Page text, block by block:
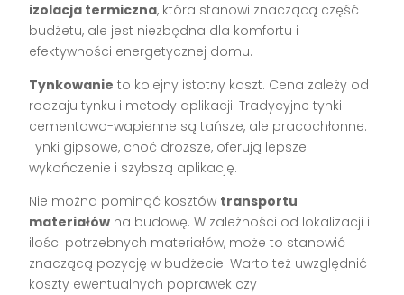
izolacja termiczna, która stanowi znaczącą część
budżetu, ale jest niezbędna dla komfortu i
efektywności energetycznej domu.
Tynkowanie to kolejny istotny koszt. Cena zależy od
rodzaju tynku i metody aplikacji. Tradycyjne tynki
cementowo-wapienne są tańsze, ale pracochłonne.
Tynki gipsowe, choć droższe, oferują lepsze
wykończenie i szybszą aplikację.
Nie można pominąć kosztów transportu
materiałów na budowę. W zależności od lokalizacji i
ilości potrzebnych materiałów, może to stanowić
znaczącą pozycję w budżecie. Warto też uwzględnić
koszty ewentualnych poprawek czy